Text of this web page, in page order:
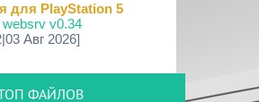
Обеспечение
для P...
v3.4.1
для PlayStation 5
v0.34
Авг 2026]
v0.20
ФАЙЛОВ